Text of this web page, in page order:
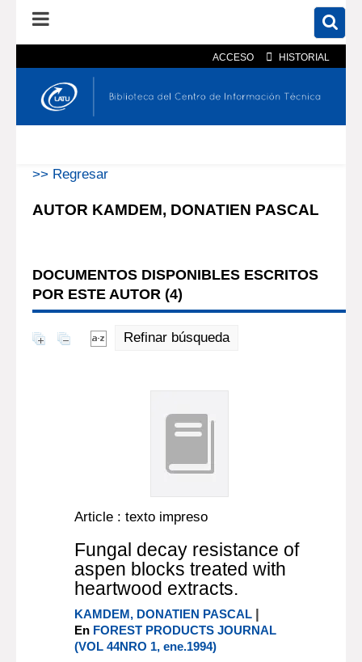
ACCESO HISTORIAL
En el catálogo En el sitio
>> Regresar
AUTOR KAMDEM, DONATIEN PASCAL
DOCUMENTOS DISPONIBLES ESCRITOS
POR ESTE AUTOR (4)
Refinar búsqueda
Article : texto impreso
Fungal decay resistance of
aspen blocks treated with
heartwood extracts.
KAMDEM, DONATIEN PASCAL |
En FOREST PRODUCTS JOURNAL
(VOL 44NRO 1, ene.1994)